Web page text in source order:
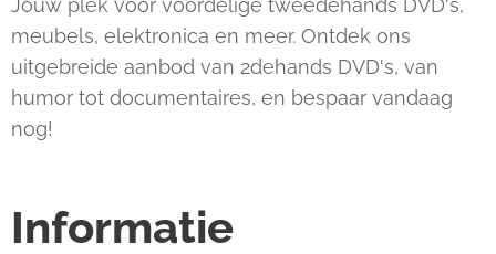
Jouw plek voor voordelige tweedehands DVD's,
meubels, elektronica en meer. Ontdek ons
uitgebreide aanbod van 2dehands DVD's, van
humor tot documentaires, en bespaar vandaag
nog!
Informatie